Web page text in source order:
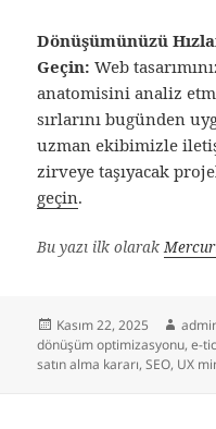
Dönüşümünüzü
Geçin: Web
anatomisini analiz
sırlarını bugünden
uzman ekibimizle
zirveye taşıyacak
geçin.
Bu yazı ilk olarak
Yayın
tarihi
Kasım 22, 2025 Yazar
dönüşüm optimizasyonu,e-
satın alma kararı,SEO, UX